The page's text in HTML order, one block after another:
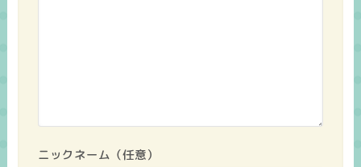
ニックネーム（任意）